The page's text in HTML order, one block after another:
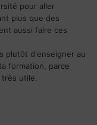
pour aller
plus que des
aussi faire ces
plutôt d'enseigner au
formation, parce
utile.